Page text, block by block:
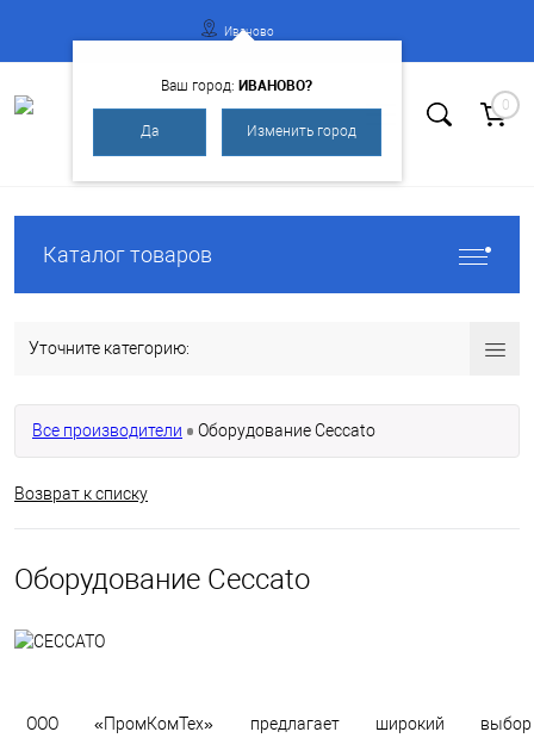
Регистрация
Иваново
Ваш город: ИВАНОВО?
Да Изменить город
0
Каталог товаров
Уточните категорию:
Все производители Оборудование Ceccato
Возврат к списку
Оборудование Ceccato
ООО «ПромКомТех» предлагает широкий выбор